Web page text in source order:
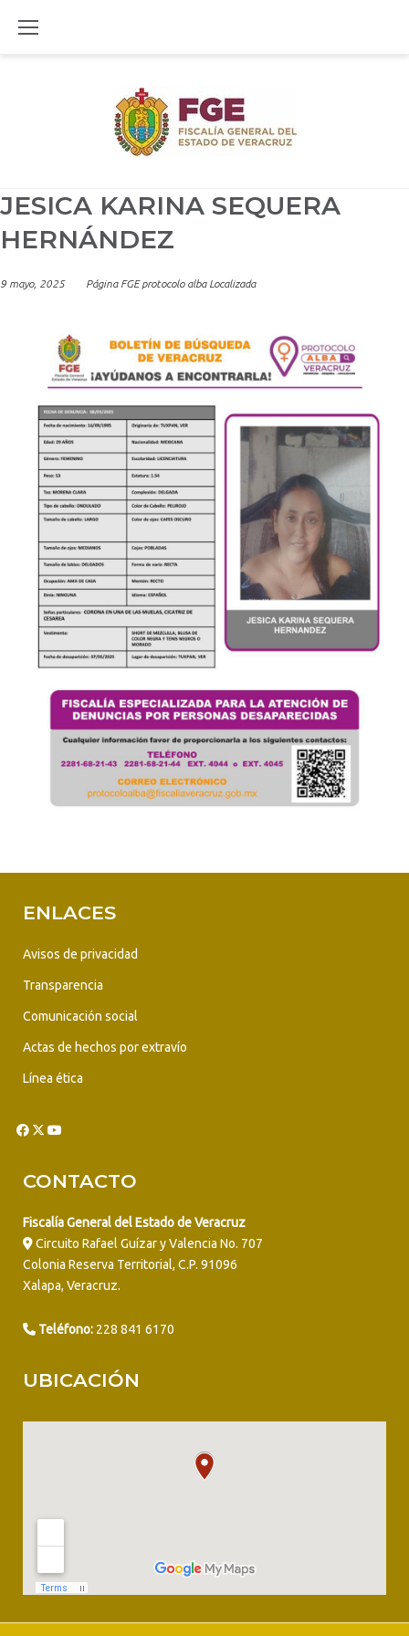
JESICA KARINA SEQUERA
HERNÁNDEZ
9 mayo, 2025 Página FGE protocolo alba Localizada
ENLACES
Avisos de privacidad
Transparencia
Comunicación social
Actas de hechos por extravío
Línea ética
CONTACTO
Fiscalía General del Estado de Veracruz
Circuito Rafael Guízar y Valencia No. 707
Colonia Reserva Territorial, C.P. 91096
Xalapa, Veracruz.
Teléfono: 228 841 6170
UBICACIÓN